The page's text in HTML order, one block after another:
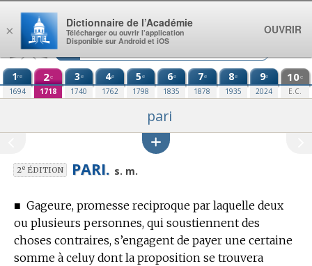
Aller au contenu
1re
1694
2e
1718
3e
1740
4e
1762
5e
1798
6e
1835
7e
1878
8e
1935
9e
2024
10e
E.C.
pari
2eÉDITION PARI. s. m.
■ Gageure, promesse reciproque par laquelle deux
ou plusieurs personnes, qui soustiennent des
choses contraires, s’engagent de payer une certaine
somme à celuy dont la proposition se trouvera
×
Dictionnaire de l’Académie
Télécharger ou ouvrir l’application
Disponible sur Android et iOS
OUVRIR